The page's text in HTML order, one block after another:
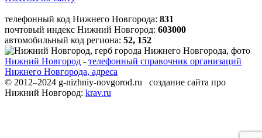
телефонный код Нижнего Новгорода: 831
почтовый индекс Нижний Новгород: 603000
автомобильный код региона: 52, 152
Нижний Новгород - телефонный справочник организаций
Нижнего Новгорода, адреса
© 2012–2024 g-nizhniy-novgorod.ru создание сайта про
Нижний Новгород: krav.ru